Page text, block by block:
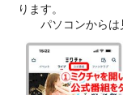
ります。
パソコンからは